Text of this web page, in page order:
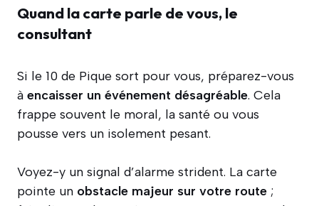
Quand la carte parle de vous, le
consultant
Si le 10 de Pique sort pour vous, préparez-vous
à encaisser un événement désagréable. Cela
frappe souvent le moral, la santé ou vous
pousse vers un isolement pesant.
Voyez-y un signal d’alarme strident. La carte
pointe un obstacle majeur sur votre route ;